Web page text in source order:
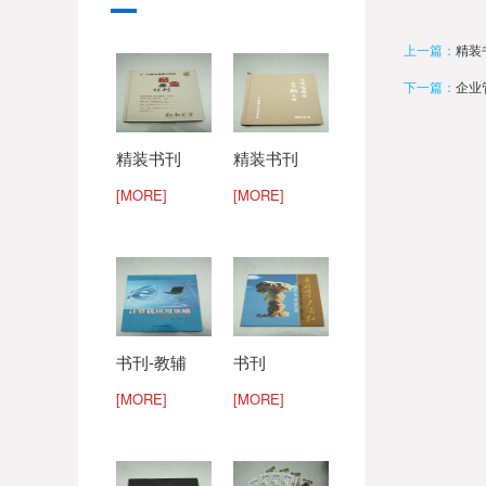
精装书刊
[MORE]
精装书刊
[MORE]
书刊-教辅
[MORE]
书刊
[MORE]
上一篇： 精装
下一篇： 企业